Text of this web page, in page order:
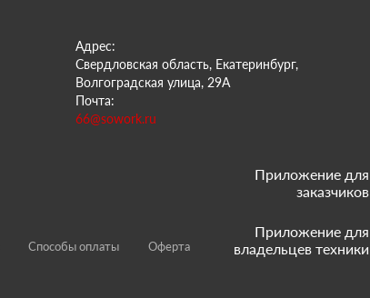
Адрес:
Свердловская область, Екатеринбург,
Волгоградская улица, 29А
Почта:
66@sowork.ru
Способы оплаты Оферта
Приложение для
заказчиков
Приложение для
владельцев техники